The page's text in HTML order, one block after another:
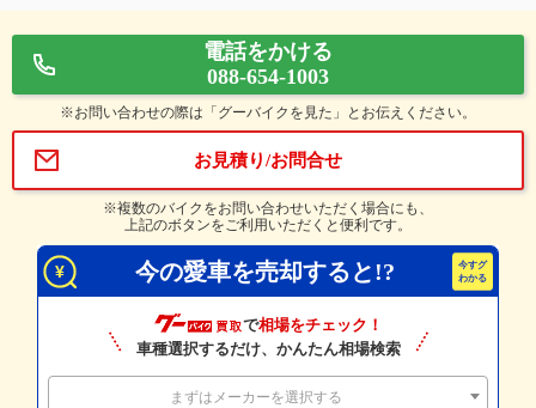
電話をかける
088-654-1003
※お問い合わせの際は「グーバイクを見た」とお伝えください。
お見積り/お問合せ
※複数のバイクをお問い合わせいただく場合にも、
上記のボタンをご利用いただくと便利です。
今の愛車を売却すると!?
で相場をチェック！
車種選択するだけ、かんたん相場検索
まずはメーカーを選択する